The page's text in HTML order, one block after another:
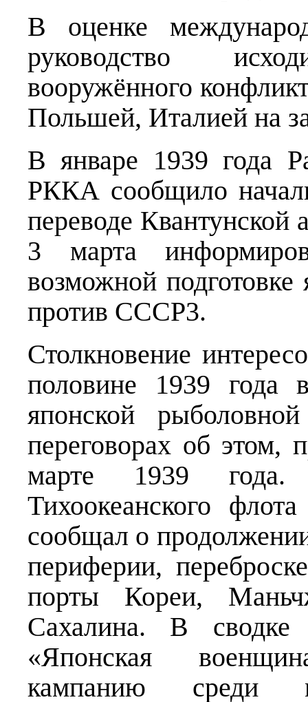
В оценке
руководство
вооружённого
Польшей, Италией на
В январе 1939 года
РККА сообщило
переводе Квантунской
3 марта
возможной
против СССР3.
Столкновение
половине 1939 года
японской
переговорах об
марте 1939 года.
Тихоокеанского
сообщал о
периферии,
порты Кореи,
Сахалина. В
«Японская
кампанию среди